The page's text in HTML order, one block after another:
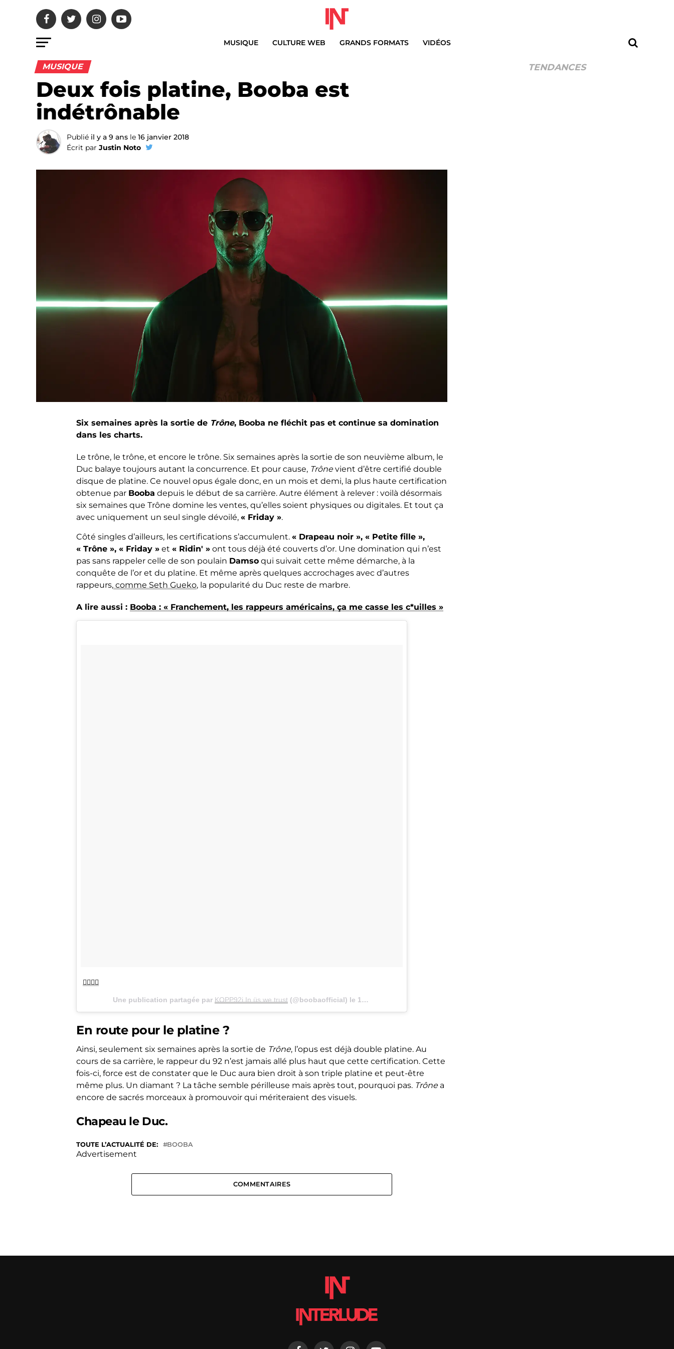
MUSIQUE CULTURE WEB GRANDS FORMATS VIDÉOS
MUSIQUE
Deux fois platine, Booba est
indétrônable
Publié il y a 9 ans le 16 janvier 2018
Écrit par Justin Noto
Six semaines après la sortie de Trône, Booba ne fléchit pas et continue sa domination
dans les charts.
Le trône, le trône, et encore le trône. Six semaines après la sortie de son neuvième album, le
Duc balaye toujours autant la concurrence. Et pour cause, Trônevient d’être certifié double
disque de platine. Ce nouvel opus égale donc, en un mois et demi, la plus haute certification
obtenue par Booba depuis le début de sa carrière. Autre élément à relever : voilà désormais
six semaines que Trône domine les ventes, qu’elles soient physiques ou digitales. Et tout ça
avec uniquement un seul single dévoilé, « Friday ».
Côté singles d’ailleurs, les certifications s’accumulent. « Drapeau noir », « Petite fille »,
« Trône », « Friday » et « Ridin' » ont tous déjà été couverts d’or. Une domination qui n’est
pas sans rappeler celle de son poulain Damso qui suivait cette même démarche, à la
conquête de l’or et du platine. Et même après quelques accrochages avec d’autres
rappeurs, comme Seth Gueko, la popularité du Duc reste de marbre.
A lire aussi : Booba : « Franchement, les rappeurs américains, ça me casse les c*uilles »
👉🏼👈🏽
Une publication partagée parKOPP92i In üs we trust (@boobaofficial) le 15 Janv. 2018 à 8 :57 PST
En route pour le platine ?
Ainsi, seulement six semaines après la sortie de Trône, l’opus est déjà double platine. Au
cours de sa carrière, le rappeur du 92 n’est jamais allé plus haut que cette certification. Cette
fois-ci, force est de constater que le Duc aura bien droit à son triple platine et peut-être
même plus. Un diamant ? La tâche semble périlleuse mais après tout, pourquoi pas. Trônea
encore de sacrés morceaux à promouvoir qui mériteraient des visuels.
Chapeau le Duc.
TOUTE L’ACTUALITÉ DE: BOOBA
Advertisement
COMMENTAIRES
TENDANCES